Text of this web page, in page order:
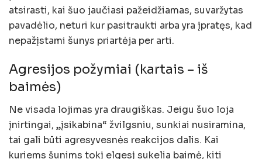
atsirasti, kai šuo jaučiasi pažeidžiamas, suvaržytas
pavadėlio, neturi kur pasitraukti arba yra įpratęs, kad
nepažįstami šunys priartėja per arti.
Agresijos požymiai (kartais – iš
baimės)
Ne visada lojimas yra draugiškas. Jeigu šuo loja
įnirtingai, „įsikabina“ žvilgsniu, sunkiai nusiramina,
tai gali būti agresyvesnės reakcijos dalis. Kai
kuriems šunims tokį elgesį sukelia baimė, kiti